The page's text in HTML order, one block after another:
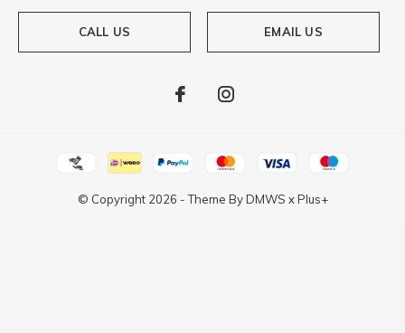
CALL US EMAIL US
© Copyright 2026 - Theme ByDMWS xPlus+